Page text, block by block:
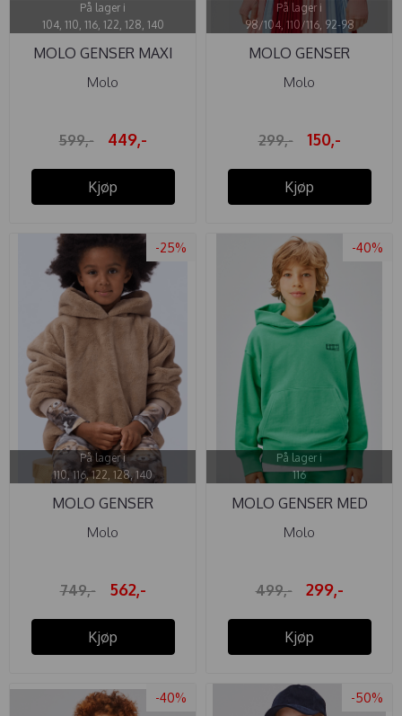
På lager i
104, 110, 116, 122, 128, 140
MOLO GENSER MAXI
HELLO
Molo
599,- 449,-
Kjøp
På lager i
98/104, 110/116, 92-98
MOLO GENSER
ROCHELLE ...
Molo
299,- 150,-
Kjøp
-25%
På lager i
110, 116, 122, 128, 140
MOLO GENSER
MAUREEN ...
Molo
749,- 562,-
Kjøp
-40%
På lager i
116
MOLO GENSER MED
HETTE MOZ ...
Molo
499,- 299,-
Kjøp
-40% -50%